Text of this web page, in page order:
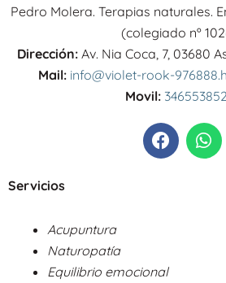
Pedro Molera. Terapias naturales.
(colegiado nº
Dirección: Av. Nia Coca, 7, 03680
Mail: info@violet-rook-
Movil:
F
a
c
W
h
a
Servicios
Acupuntura
Naturopatía
Equilibrio emocional